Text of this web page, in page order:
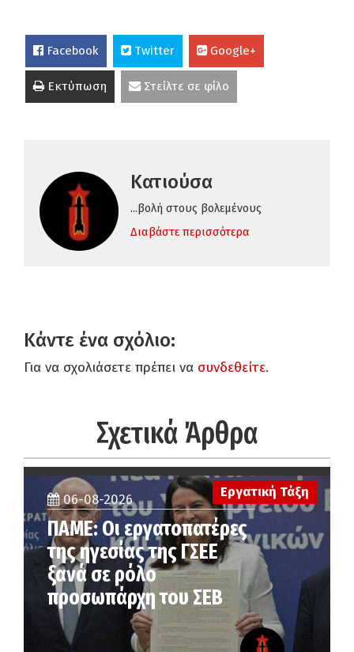
Facebook Twitter Google+
Εκτύπωση Στείλτε σε φίλο
Κατιούσα
...βολή στους βολεμένους
Διαβάστε περισσότερα
Κάντε ένα σχόλιο:
Για να σχολιάσετε πρέπει να συνδεθείτε.
Σχετικά Άρθρα
Εργατική Τάξη
06-08-2026
ΠΑΜΕ: Οι εργατοπατέρες
της ηγεσίας της ΓΣΕΕ
ξανά σε ρόλο
προσωπάρχη του ΣΕΒ